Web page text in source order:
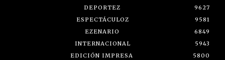
DEPORTEZ
9627
ESPECTÁCULOZ
9581
EZENARIO
6849
INTERNACIONAL
5943
EDICIÓN IMPRESA
5800